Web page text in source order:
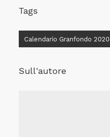
Tags
Calendario Granfondo 2020
Sull'autore